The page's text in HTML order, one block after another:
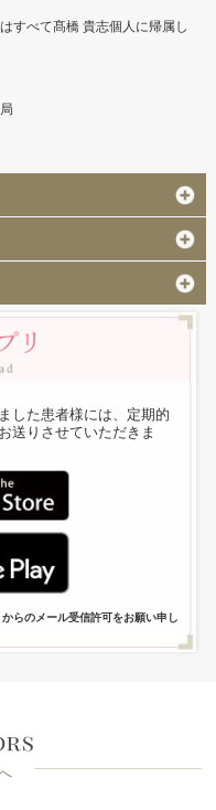
すべて髙橋 貴志個人に帰属し
した患者様には、定期的
送りさせていただきま
らのメール受信許可をお願い申し